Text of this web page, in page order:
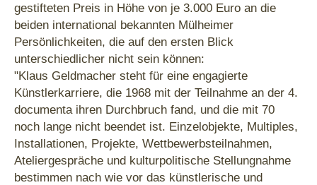
gestifteten Preis in Höhe von je 3.000 Euro an die
beiden international bekannten Mülheimer
Persönlichkeiten, die auf den ersten Blick
unterschiedlicher nicht sein können:
"Klaus Geldmacher steht für eine engagierte
Künstlerkarriere, die 1968 mit der Teilnahme an der 4.
documenta ihren Durchbruch fand, und die mit 70
noch lange nicht beendet ist. Einzelobjekte, Multiples,
Installationen, Projekte, Wettbewerbsteilnahmen,
Ateliergespräche und kulturpolitische Stellungnahme
bestimmen nach wie vor das künstlerische und